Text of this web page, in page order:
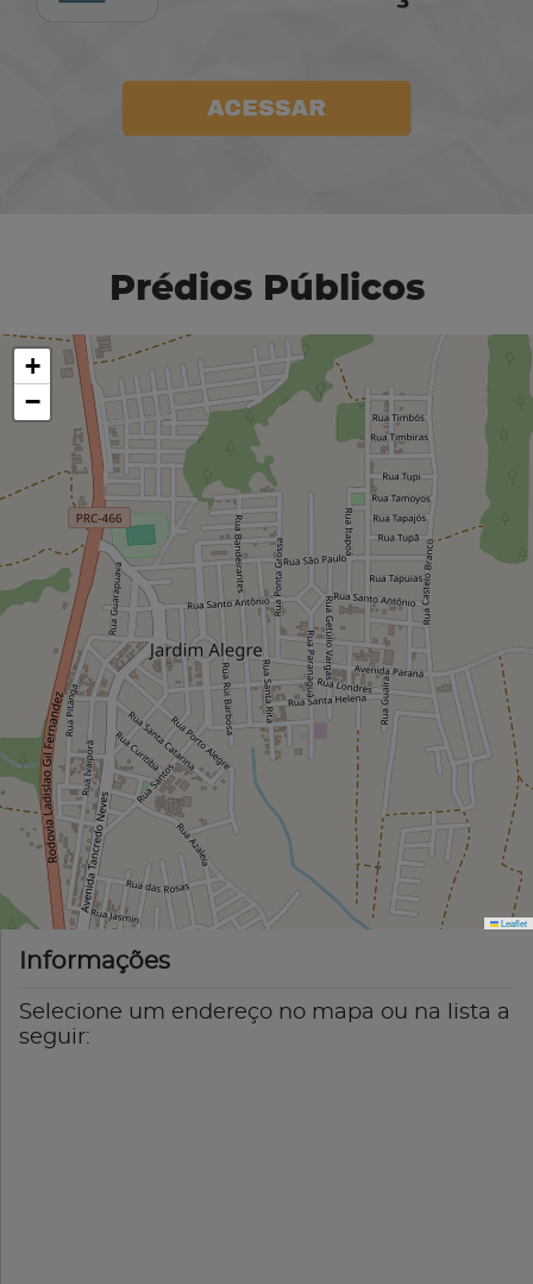
Prédios Públicos
+
−
Leaflet
Informações
Selecione um endereço no mapa ou na lista a
seguir: